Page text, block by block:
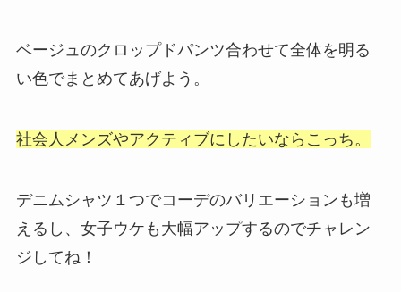
ベージュのクロップドパンツ合わせて全体を明る
い色でまとめてあげよう。
社会人メンズやアクティブにしたいならこっち。
デニムシャツ１つでコーデのバリエーションも増
えるし、女子ウケも大幅アップするのでチャレン
ジしてね！